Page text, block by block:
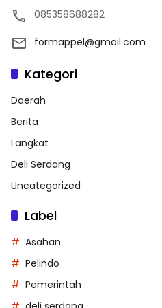
085358688282
formappel@gmail.com
Kategori
Daerah
Berita
Langkat
Deli Serdang
Uncategorized
Label
Asahan
Pelindo
Pemerintah